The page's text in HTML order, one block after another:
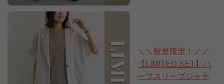
＼＼数量限定！／／
【LIMITED SET】ハ
ーフスリーブジャケ